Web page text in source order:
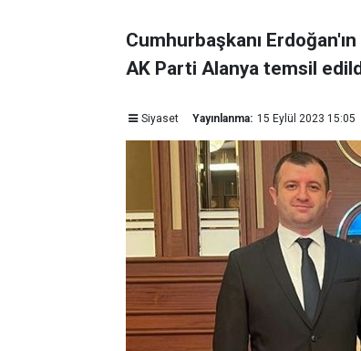
Cumhurbaşkanı
AK Parti Alanya temsil
Siyaset Yayınlanma: 15 Eylül 2023 15:05